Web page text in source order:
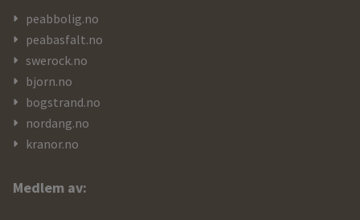
peabbolig.no
peabasfalt.no
swerock.no
bjorn.no
bogstrand.no
nordang.no
kranor.no
Medlem av: